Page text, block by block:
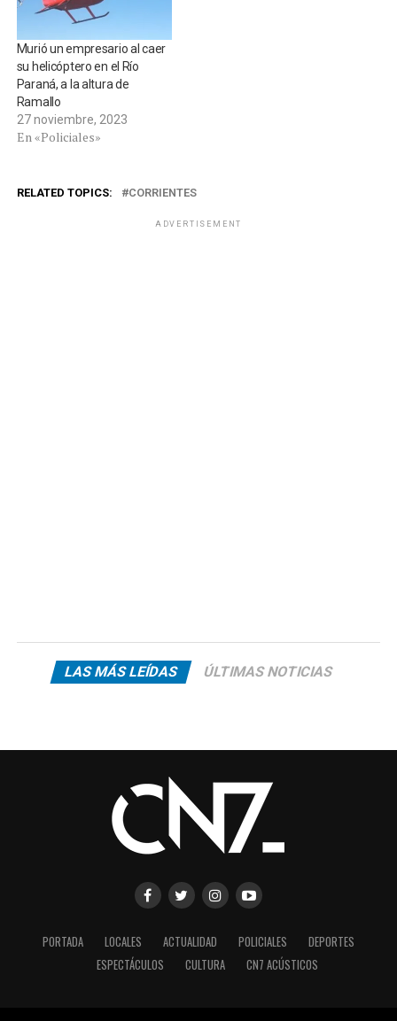
Murió un empresario al caer
su helicóptero en el Río
Paraná, a la altura de
Ramallo
27 noviembre, 2023
En «Policiales»
RELATED TOPICS: CORRIENTES
ADVERTISEMENT
LAS MÁS LEÍDAS ÚLTIMAS NOTICIAS
PORTADA LOCALES ACTUALIDAD POLICIALES
DEPORTES
ESPECTÁCULOS
CULTURA CN7 ACÚSTICOS